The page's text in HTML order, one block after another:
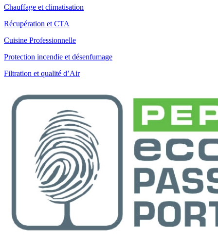
Chauffage et climatisation
Récupération et CTA
Cuisine Professionnelle
Protection incendie et désenfumage
Filtration et qualité d’Air